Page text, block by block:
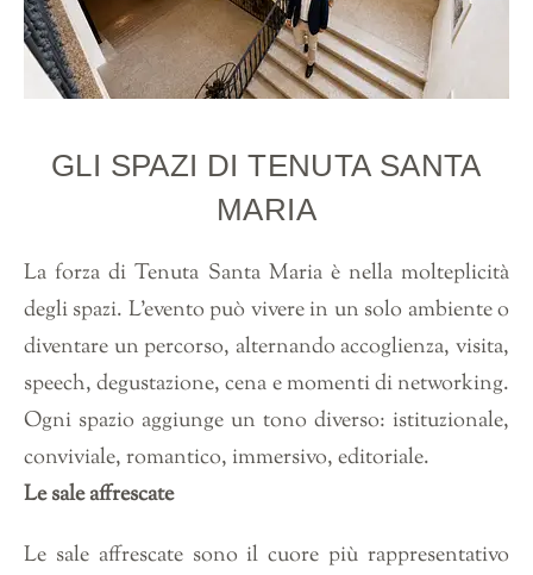
GLI SPAZI DI TENUTA SANTA
MARIA
La forza di Tenuta Santa Maria è nella molteplicità
degli spazi. L’evento può vivere in un solo ambiente o
diventare un percorso, alternando accoglienza, visita,
speech, degustazione, cena e momenti di networking.
Ogni spazio aggiunge un tono diverso: istituzionale,
conviviale, romantico, immersivo, editoriale.
Le sale affrescate
Le sale affrescate sono il cuore più rappresentativo